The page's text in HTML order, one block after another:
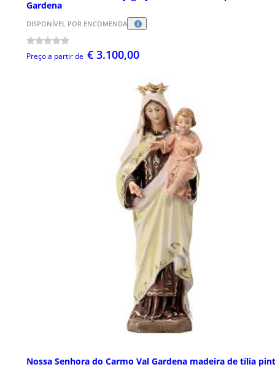
Gardena
DISPONÍVEL POR ENCOMENDA
Preço a partir de € 3.100,00
Nossa Senhora do Carmo Val Gardena madeira de tília